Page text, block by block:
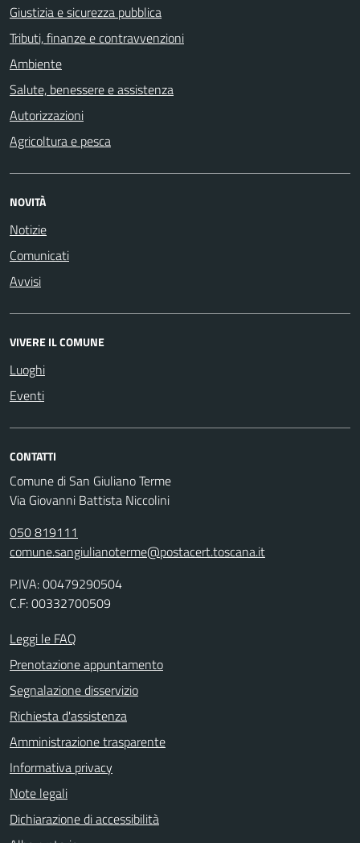
Giustizia e sicurezza pubblica
Tributi, finanze e contravvenzioni
Ambiente
Salute, benessere e assistenza
Autorizzazioni
Agricoltura e pesca
NOVITÀ
Notizie
Comunicati
Avvisi
VIVERE IL COMUNE
Luoghi
Eventi
CONTATTI
Comune di San Giuliano Terme
Via Giovanni Battista Niccolini
050 819111
comune.sangiulianoterme@postacert.toscana.it
P.IVA: 00479290504
C.F: 00332700509
Leggi le FAQ
Prenotazione appuntamento
Segnalazione disservizio
Richiesta d'assistenza
Amministrazione trasparente
Informativa privacy
Note legali
Dichiarazione di accessibilità